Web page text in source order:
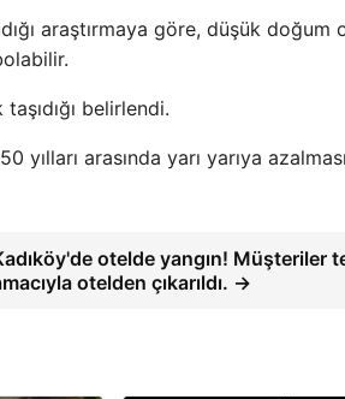
araştırmaya göre, düşük doğum
belirlendi.
arasında yarı yarıya
otelde yangın! Müşteriler
otelden çıkarıldı. →